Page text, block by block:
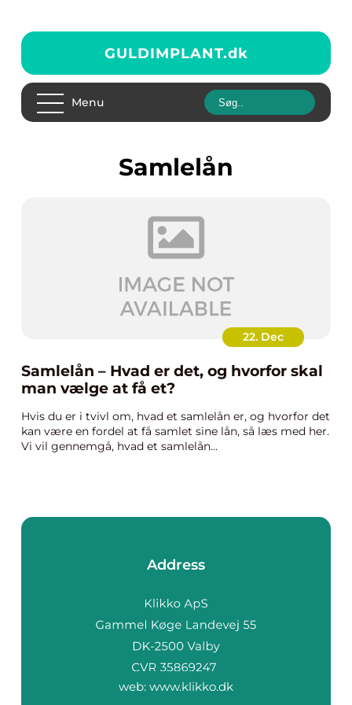
GULDIMPLANT.dk
Menu
samlelån
22. Dec
Samlelån – Hvad er det, og hvorfor skal
man vælge at få et?
Hvis du er i tvivl om, hvad et samlelån er, og hvorfor det
kan være en fordel at få samlet sine lån, så læs med her.
Vi vil gennemgå, hvad et samlelån...
Address
web: www.klikko.dk